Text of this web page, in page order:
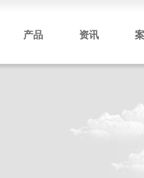
产品 资讯